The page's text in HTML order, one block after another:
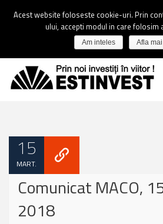
15
MART.
Comunicat MACO,
2018
Acest website foloseste cookie-uri. Prin
ului, accepti modul in care folosim
Am inteles Afla